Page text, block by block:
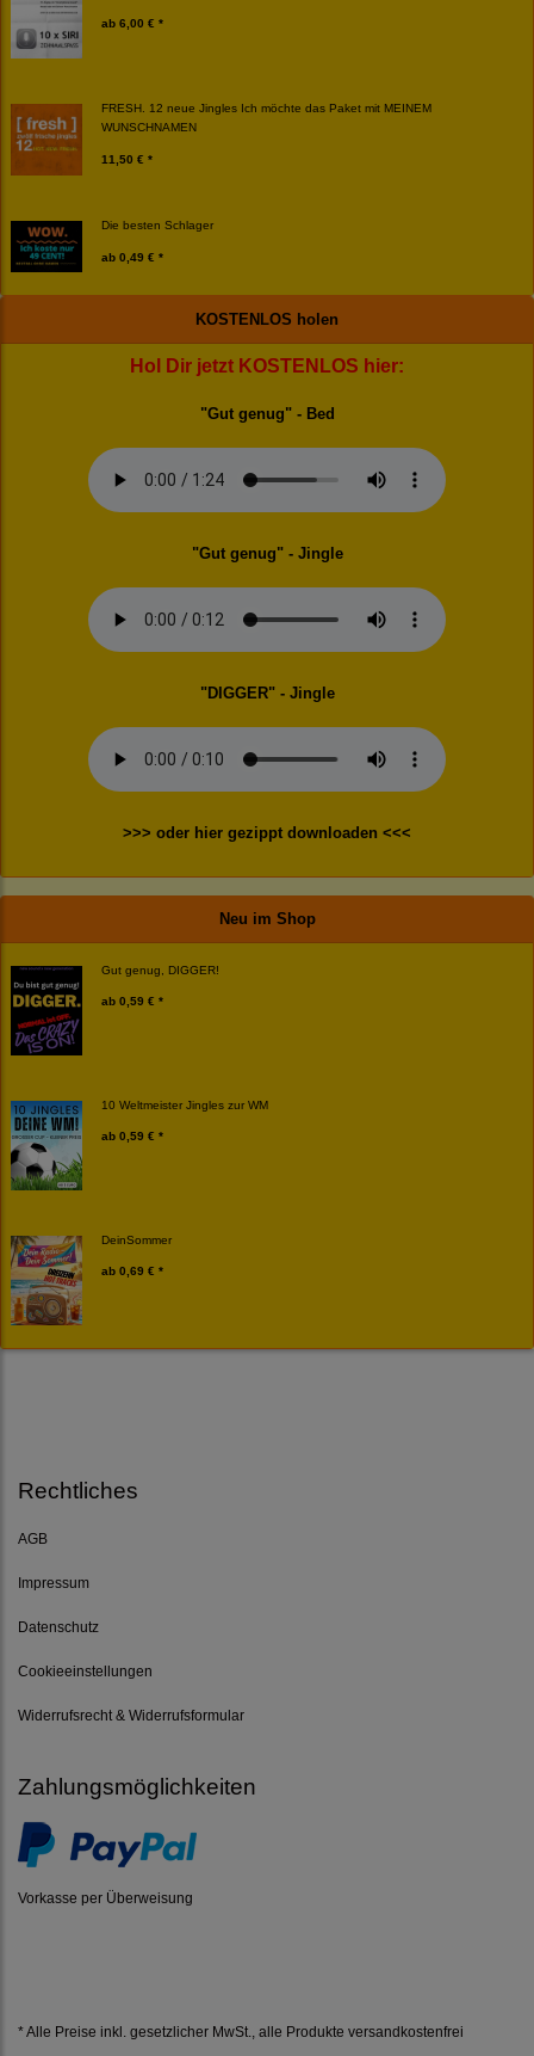
ab 6,00 € *
FRESH. 12 neue Jingles Ich möchte das Paket mit MEINEM
WUNSCHNAMEN
11,50 € *
Die besten Schlager
ab 0,49 € *
KOSTENLOS holen
Hol Dir jetzt KOSTENLOS hier:
"Gut genug" - Bed
"Gut genug" - Jingle
"DIGGER" - Jingle
>>> oder hier gezippt downloaden <<<
Neu im Shop
Gut genug, DIGGER!
ab 0,59 € *
10 Weltmeister Jingles zur WM
ab 0,59 € *
DeinSommer
ab 0,69 € *
Rechtliches
AGB
Impressum
Datenschutz
Cookieeinstellungen
Widerrufsrecht & Widerrufsformular
Zahlungsmöglichkeiten
Vorkasse per Überweisung
* Alle Preise inkl. gesetzlicher MwSt., alle Produkte versandkostenfrei